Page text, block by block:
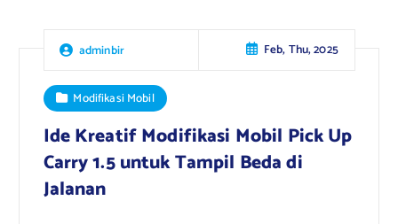
adminbir Feb, Thu, 2025
Modifikasi Mobil
Ide Kreatif Modifikasi Mobil Pick Up
Carry 1.5 untuk Tampil Beda di
Jalanan